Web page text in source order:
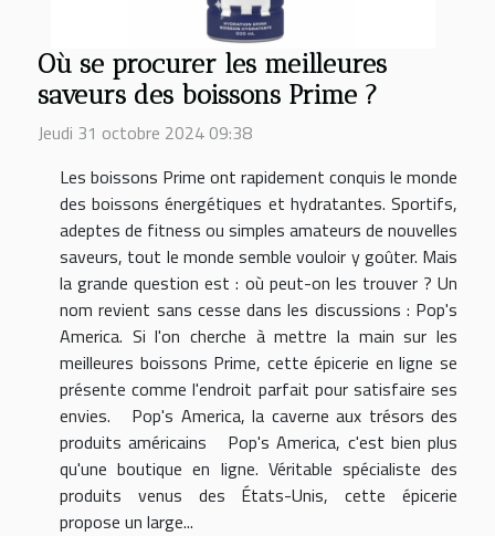
Où se procurer les meilleures
saveurs des boissons Prime ?
Jeudi 31 octobre 2024 09:38
Les boissons Prime ont rapidement conquis le monde
des boissons énergétiques et hydratantes. Sportifs,
adeptes de fitness ou simples amateurs de nouvelles
saveurs, tout le monde semble vouloir y goûter. Mais
la grande question est : où peut-on les trouver ? Un
nom revient sans cesse dans les discussions : Pop's
America. Si l'on cherche à mettre la main sur les
meilleures boissons Prime, cette épicerie en ligne se
présente comme l'endroit parfait pour satisfaire ses
envies. Pop's America, la caverne aux trésors des
produits américains Pop's America, c'est bien plus
qu'une boutique en ligne. Véritable spécialiste des
produits venus des États-Unis, cette épicerie
propose un large...